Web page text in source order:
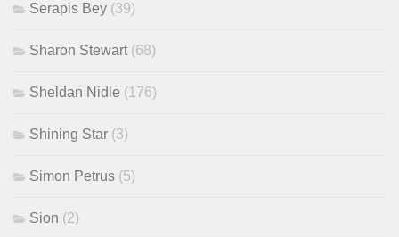
Serapis Bey (39)
Sharon Stewart (68)
Sheldan Nidle (176)
Shining Star (3)
Simon Petrus (5)
Sion (2)